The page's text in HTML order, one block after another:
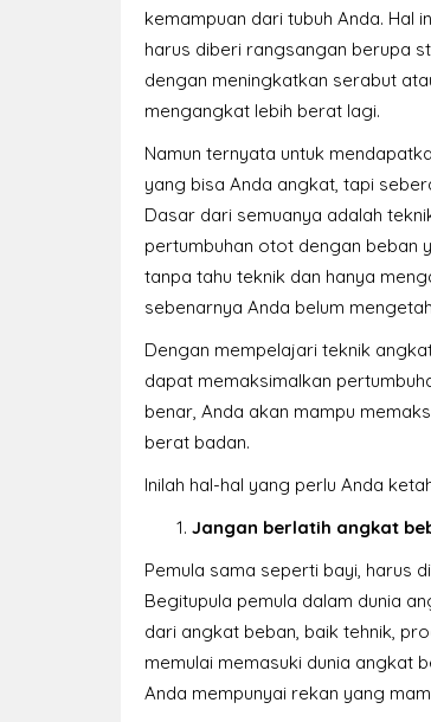
kemampuan dari tubuh Anda. Hal
harus diberi rangsangan berupa
dengan meningkatkan serabut
mengangkat lebih berat lagi.
Namun ternyata untuk
yang bisa Anda angkat, tapi
Dasar dari semuanya adalah
pertumbuhan otot dengan beban
tanpa tahu teknik dan hanya
sebenarnya Anda belum
Dengan mempelajari teknik
dapat memaksimalkan
benar, Anda akan mampu
berat badan.
Inilah hal-hal yang perlu Anda
Jangan berlatih angkat
Pemula sama seperti bayi, harus
Begitupula pemula dalam dunia
dari angkat beban, baik tehnik,
memulai memasuki dunia angkat
Anda mempunyai rekan yang